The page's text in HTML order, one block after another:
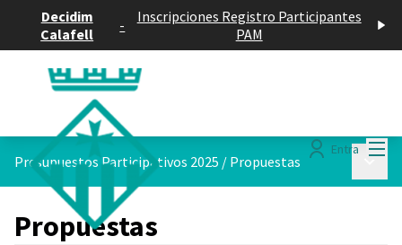
Decidim
Calafell
-
Inscripciones Registro Participantes
PAM
Entra
Presupuestos Participativos 2025 / Propuestas
Propuestas